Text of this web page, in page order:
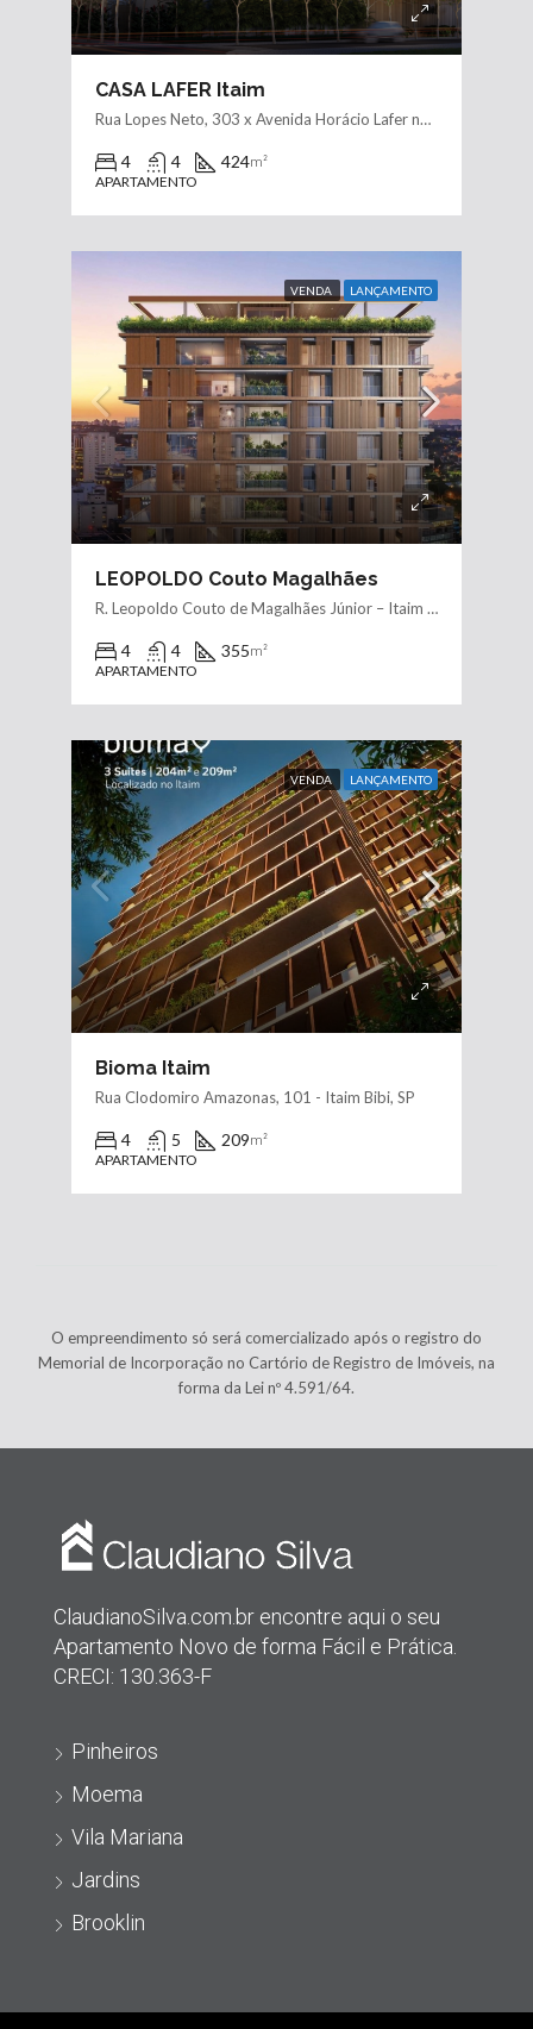
CASA LAFER Itaim
Rua Lopes Neto, 303 x Avenida Horácio Lafer no Itaim
4 4 424m²
APARTAMENTO
VENDA LANÇAMENTO
LEOPOLDO Couto Magalhães
R. Leopoldo Couto de Magalhães Júnior – Itaim Bibi, São Paulo
4 4 355m²
APARTAMENTO
VENDA LANÇAMENTO
Bioma Itaim
Rua Clodomiro Amazonas, 101 - Itaim Bibi, SP
4 5 209m²
APARTAMENTO
O empreendimento só será comercializado após o registro do
Memorial de Incorporação no Cartório de Registro de Imóveis, na
forma da Lei nº 4.591/64.
ClaudianoSilva.com.br encontre aqui o seu
Apartamento Novo de forma Fácil e Prática.
CRECI: 130.363-F
Pinheiros
Moema
Vila Mariana
Jardins
Brooklin